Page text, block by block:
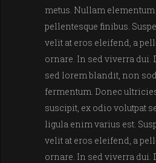
metus. Nullam
pellentesque finibus.
velit at eros eleifend, a
ornare. In sed viverra dui.
sed lorem blandit, non
fermentum. Donec
suscipit, ex odio volutpat
ligula enim varius est.
velit at eros eleifend, a
ornare. In sed viverra dui.